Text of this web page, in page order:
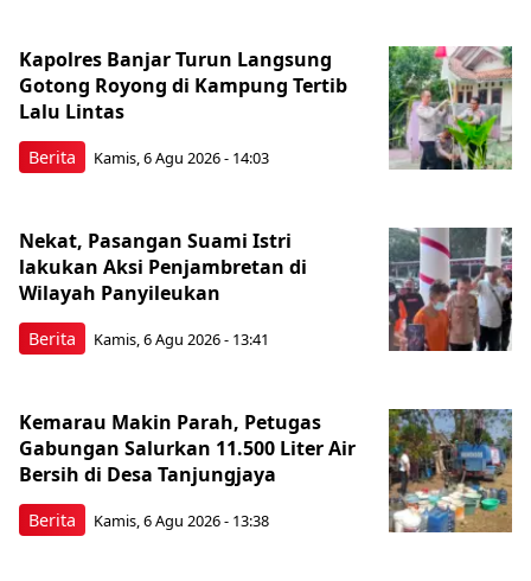
Berita
Kapolres Banjar Turun Langsung
Gotong Royong di Kampung Tertib
Lalu Lintas
Kamis, 6 Agu 2026 - 14:03
Berita
Nekat, Pasangan Suami Istri
lakukan Aksi Penjambretan di
Wilayah Panyileukan
Kamis, 6 Agu 2026 - 13:41
Berita
Kemarau Makin Parah, Petugas
Gabungan Salurkan 11.500 Liter Air
Bersih di Desa Tanjungjaya
Kamis, 6 Agu 2026 - 13:38